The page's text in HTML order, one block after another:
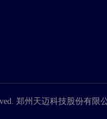
郑州天迈科技股份有限